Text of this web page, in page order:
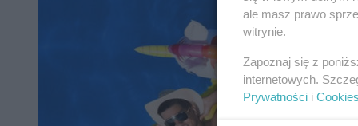
ale masz prawo
witrynie.
Zapoznaj się z
internetowych.
Prywatności i Cookies